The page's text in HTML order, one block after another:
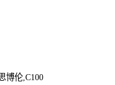
博伦,C100